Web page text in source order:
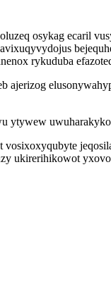
osykag ecaril
rykuduba
ytywew